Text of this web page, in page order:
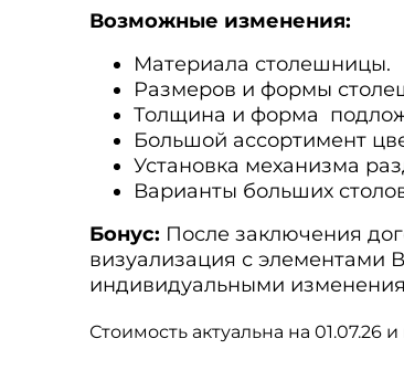
Возможные изменения:
Материала столешницы.
Размеров и формы
Толщина и форма
Большой ассортимент
Установка механизма
Варианты больших
Бонус: После заключения
визуализация с элементами
индивидуальными
Стоимость актуальна на 01.07.26